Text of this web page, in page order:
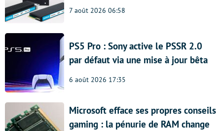
7 août 2026 06:58
PS5 Pro : Sony active le PSSR 2.0
par défaut via une mise à jour bêta
6 août 2026 17:35
Microsoft efface ses propres conseils
gaming : la pénurie de RAM change